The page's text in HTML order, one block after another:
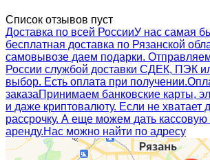
Список отзывов пуст
Доставка по всей РоссииУ нас самая
бесплатная доставка по Рязанской
самовывозе даем подарки.
России службой доставки СДЕК, ПЭК
выбор. Есть оплата при получении.
заказаПринимаем банковские карты,
и даже криптовалюту. Если не хватает
рассрочку. А еще можем дать кассовую
аренду.Нас можно найти по адресу